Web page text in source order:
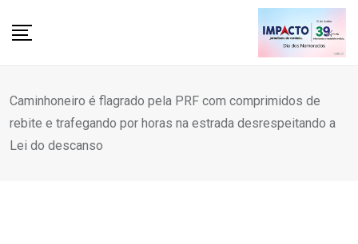
Caminhoneiro é flagrado pela PRF com comprimidos de
rebite e trafegando por horas na estrada desrespeitando a
Lei do descanso